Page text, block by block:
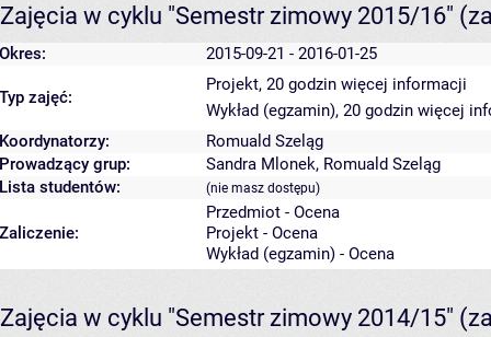
Zajęcia w cyklu "Semestr zimowy 2015/16"
Okres: 2015-09-21 - 2016-01-25
Typ zajęć:
Projekt, 20 godzin więcej informacji
Wykład (egzamin), 20 godzin więcej
Koordynatorzy:
Romuald Szeląg
Prowadzący grup:
Sandra Mlonek, Romuald Szeląg
Lista studentów:
(nie masz dostępu)
Zaliczenie:
Przedmiot - Ocena
Projekt - Ocena
Wykład (egzamin) - Ocena
Zajęcia w cyklu "Semestr zimowy 2014/15"